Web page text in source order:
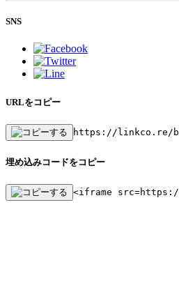
SNS
URLをコピー
https://linkco.re/
埋め込みコードをコピー
<iframe